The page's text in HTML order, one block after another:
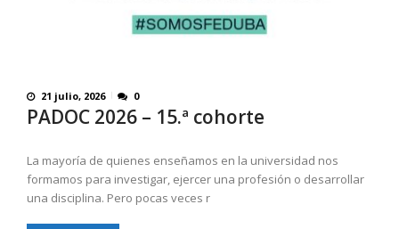
21 julio, 2026 0
PADOC 2026 – 15.ª cohorte
La mayoría de quienes enseñamos en la universidad nos
formamos para investigar, ejercer una profesión o desarrollar
una disciplina. Pero pocas veces r